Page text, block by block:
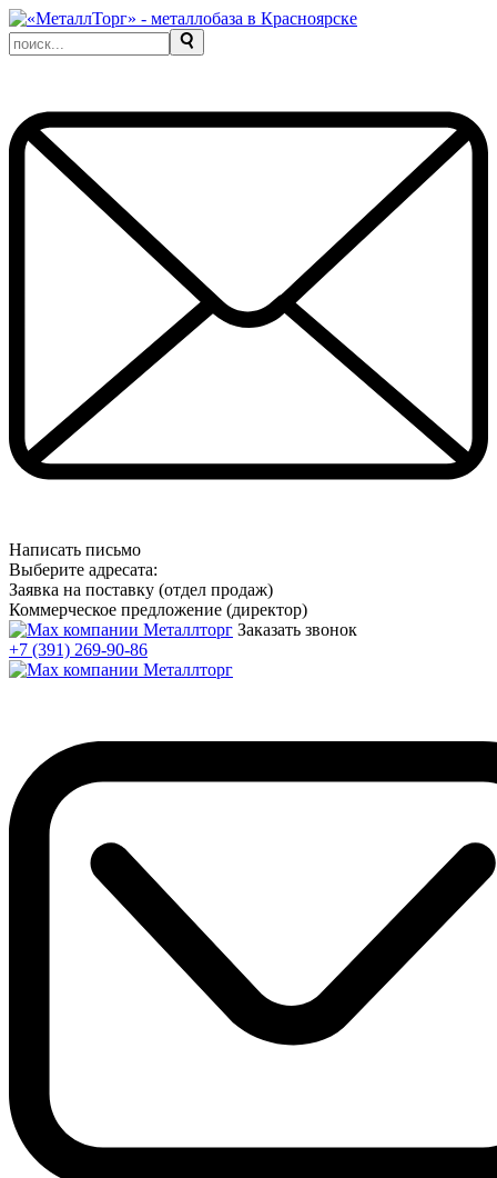
Написать письмо
Выберите адресата:
Заявка на поставку (отдел продаж)
Коммерческое предложение (директор)
Заказать звонок
+7 (391) 269-90-86